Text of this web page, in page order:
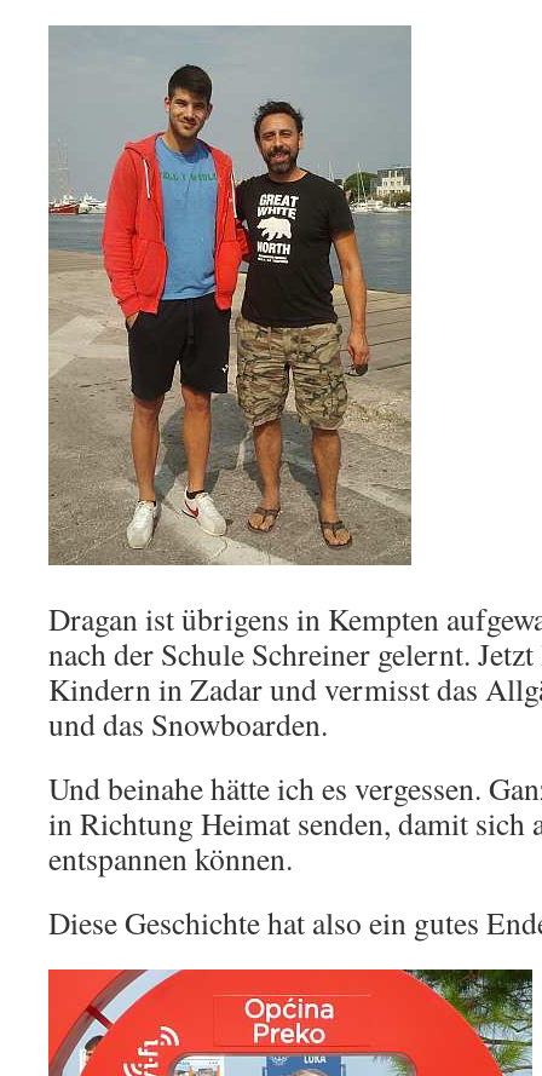
Dragan ist übrigens in Kempten
nach der Schule Schreiner gelernt.
Kindern in Zadar und vermisst das
und das Snowboarden.
Und beinahe hätte ich es vergessen.
in Richtung Heimat senden, damit sich
entspannen können.
Diese Geschichte hat also ein gutes